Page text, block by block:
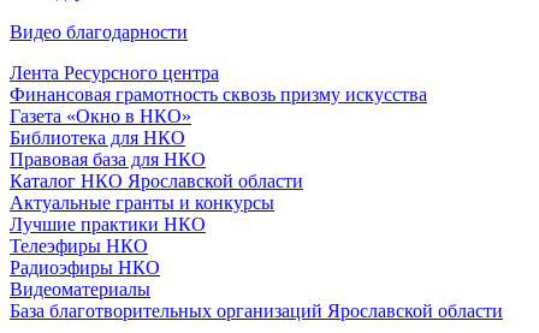
Видео благодарности
Лента Ресурсного центра
Финансовая грамотность сквозь призму искусства
Газета «Окно в НКО»
Библиотека для НКО
Правовая база для НКО
Каталог НКО Ярославской области
Актуальные гранты и конкурсы
Лучшие практики НКО
Телеэфиры НКО
Радиоэфиры НКО
Видеоматериалы
База благотворительных организаций Ярославской области